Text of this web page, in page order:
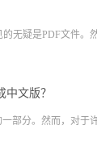
无疑是PDF文件。
文版？
部分。然而，对于